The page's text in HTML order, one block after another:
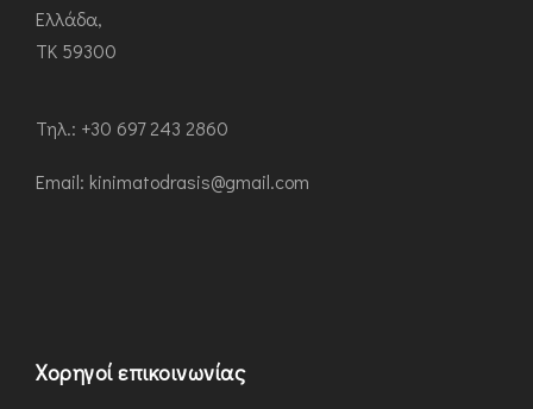
Ελλάδα,
ΤΚ 59300
Τηλ.: +30 697 243 2860
Εmail: kinimatodrasis@gmail.com
Χορηγοί επικοινωνίας